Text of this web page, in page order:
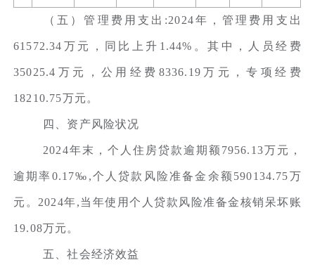
（五）管理费用支出:2024年，管理费用支出
61572.34万元，同比上升1.44%。其中，人员经费
35025.4万元，公用经费8336.19万元，专项经费
18210.75万元。
四、资产风险状况
2024年末，个人住房贷款逾期额7956.13万元，
逾期率0.17‰,个人贷款风险准备金余额590134.75万
元。2024年,当年使用个人贷款风险准备金核销呆坏账
19.08万元。
五、社会经济效益